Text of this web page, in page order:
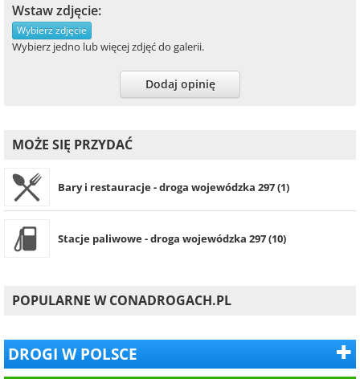
Wstaw zdjęcie:
Wybierz zdjęcie
Wybierz jedno lub więcej zdjęć do galerii.
Dodaj opinię
MOŻE SIĘ PRZYDAĆ
Bary i restauracje - droga wojewódzka 297 (1)
Stacje paliwowe - droga wojewódzka 297 (10)
POPULARNE W CONADROGACH.PL
DROGI W POLSCE